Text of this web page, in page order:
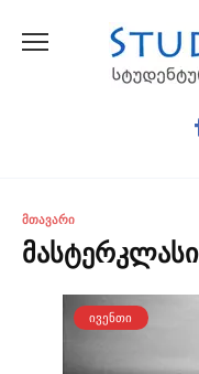
ᲛᲗᲐᲕᲐᲠᲘ
მასტერკლასი
ᲘᲕᲔᲜᲗᲘ